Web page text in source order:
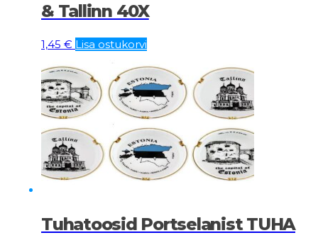
& Tallinn 40X
1,45 € Lisa ostukorvi
Tuhatoosid Portselanist TUHA